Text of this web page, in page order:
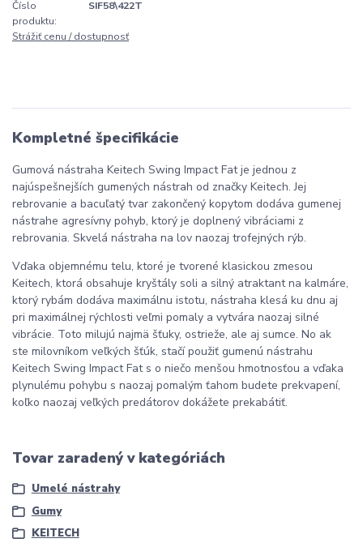
Číslo
produktu:
SIF58\422T
Strážiť cenu / dostupnosť
Kompletné špecifikácie
Gumová nástraha Keitech Swing Impact Fat je jednou z
najúspešnejších gumených nástrah od značky Keitech. Jej
rebrovanie a bacuľatý tvar zakončený kopytom dodáva gumenej
nástrahe agresívny pohyb, ktorý je doplnený vibráciami z
rebrovania. Skvelá nástraha na lov naozaj trofejných rýb.
Vďaka objemnému telu, ktoré je tvorené klasickou zmesou
Keitech, ktorá obsahuje kryštály soli a silný atraktant na kalmáre,
ktorý rybám dodáva maximálnu istotu, nástraha klesá ku dnu aj
pri maximálnej rýchlosti veľmi pomaly a vytvára naozaj silné
vibrácie. Toto milujú najmä šťuky, ostrieže, ale aj sumce. No ak
ste milovníkom veľkých šťúk, stačí použiť gumenú nástrahu
Keitech Swing Impact Fat s o niečo menšou hmotnosťou a vďaka
plynulému pohybu s naozaj pomalým ťahom budete prekvapení,
koľko naozaj veľkých predátorov dokážete prekabátiť.
Tovar zaradený v kategóriách
Umelé nástrahy
Gumy
KEITECH